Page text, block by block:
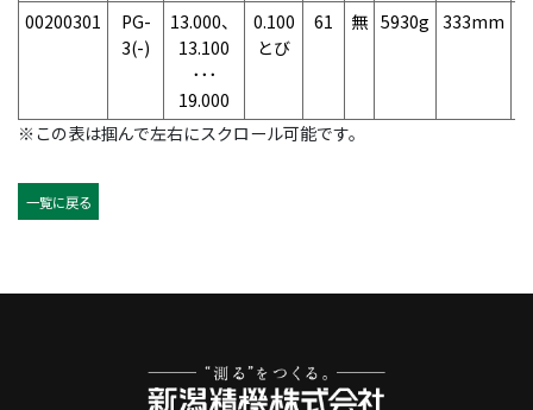
00200301
PG-
3(-)
13.000、
13.100
･･･
19.000
0.100
とび
61 無 5930g 333mm
※この表は掴んで左右にスクロール可能です。
一覧に戻る